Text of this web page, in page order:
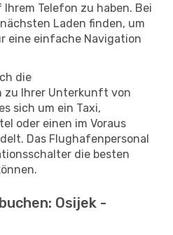
Telefon zu haben. Bei
Laden finden, um
eine einfache Navigation
die
zu Ihrer Unterkunft von
sich um ein Taxi,
oder einen im Voraus
Das Flughafenpersonal
die besten
Osijek -